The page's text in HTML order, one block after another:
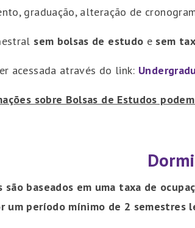
graduação, alteração de
sem bolsas de estudo e sem
acessada através do link:
sobre Bolsas de Estudos
são baseados em uma taxa de
um período mínimo de 2 semestres